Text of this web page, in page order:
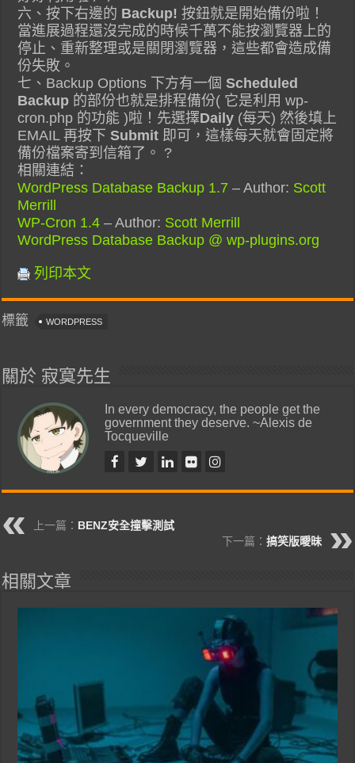
六、按下右邊的 Backup! 按鈕就是開始備份啦！
當進展過程還沒完成的時候千萬不能按瀏覽器上的
停止、重新整理或是關閉瀏覽器，這些都會造成備
份失敗。
七、Backup Options 下方有一個Scheduled
Backup 的部份也就是排程備份( 它是利用 wp-
cron.php 的功能 )啦！先選擇Daily (每天) 然後填上
EMAIL 再按下Submit 即可，這樣每天就會固定將
備份檔案寄到信箱了。 ?
相關連結：
WordPress Database Backup 1.7 – Author: Scott
Merrill
WP-Cron 1.4 – Author: Scott Merrill
WordPress Database Backup @ wp-plugins.org
列印本文
標籤 WORDPRESS
關於 寂寞先生
In every democracy, the people get the
government they deserve. ~Alexis de
Tocqueville
上一篇： BENZ安全撞擊測試
下一篇： 搞笑版曖昧
相關文章